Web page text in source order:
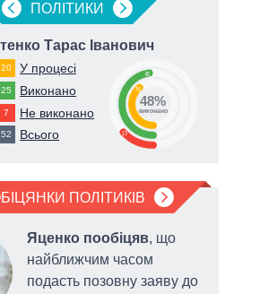
ПОЛIТИКИ
Тарас Іванович
20 У процесі
25 Виконано
7 Не виконано
52 Всього 13
48
39
48%
виконано
ПОЛІТИКІВ
Яценко пообіцяв, що
найближчим часом
подасть позовну заяву до